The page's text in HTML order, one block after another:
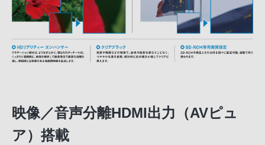
映像／音声分離HDMI出力（AVピュ
ア）搭載